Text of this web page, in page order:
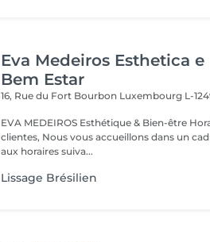
Eva Medeiros Esthetica e
Bem Estar
16, Rue du Fort Bourbon Luxembourg L-
EVA MEDEIROS Esthétique & Bien-être
clientes, Nous vous accueillons dans un
aux horaires suiva...
Lissage Brésilien